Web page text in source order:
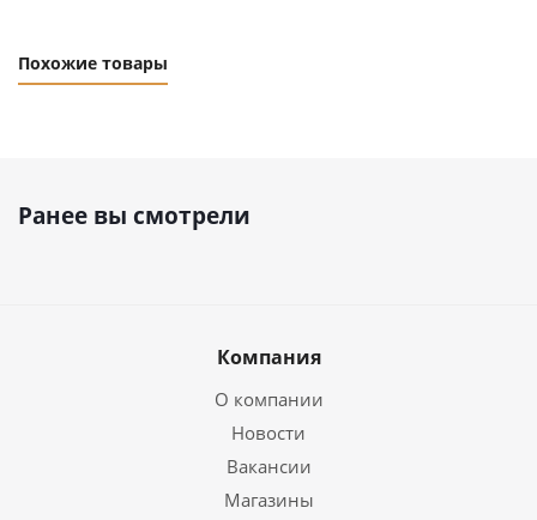
Похожие товары
Ранее вы смотрели
Компания
О компании
Новости
Вакансии
Магазины